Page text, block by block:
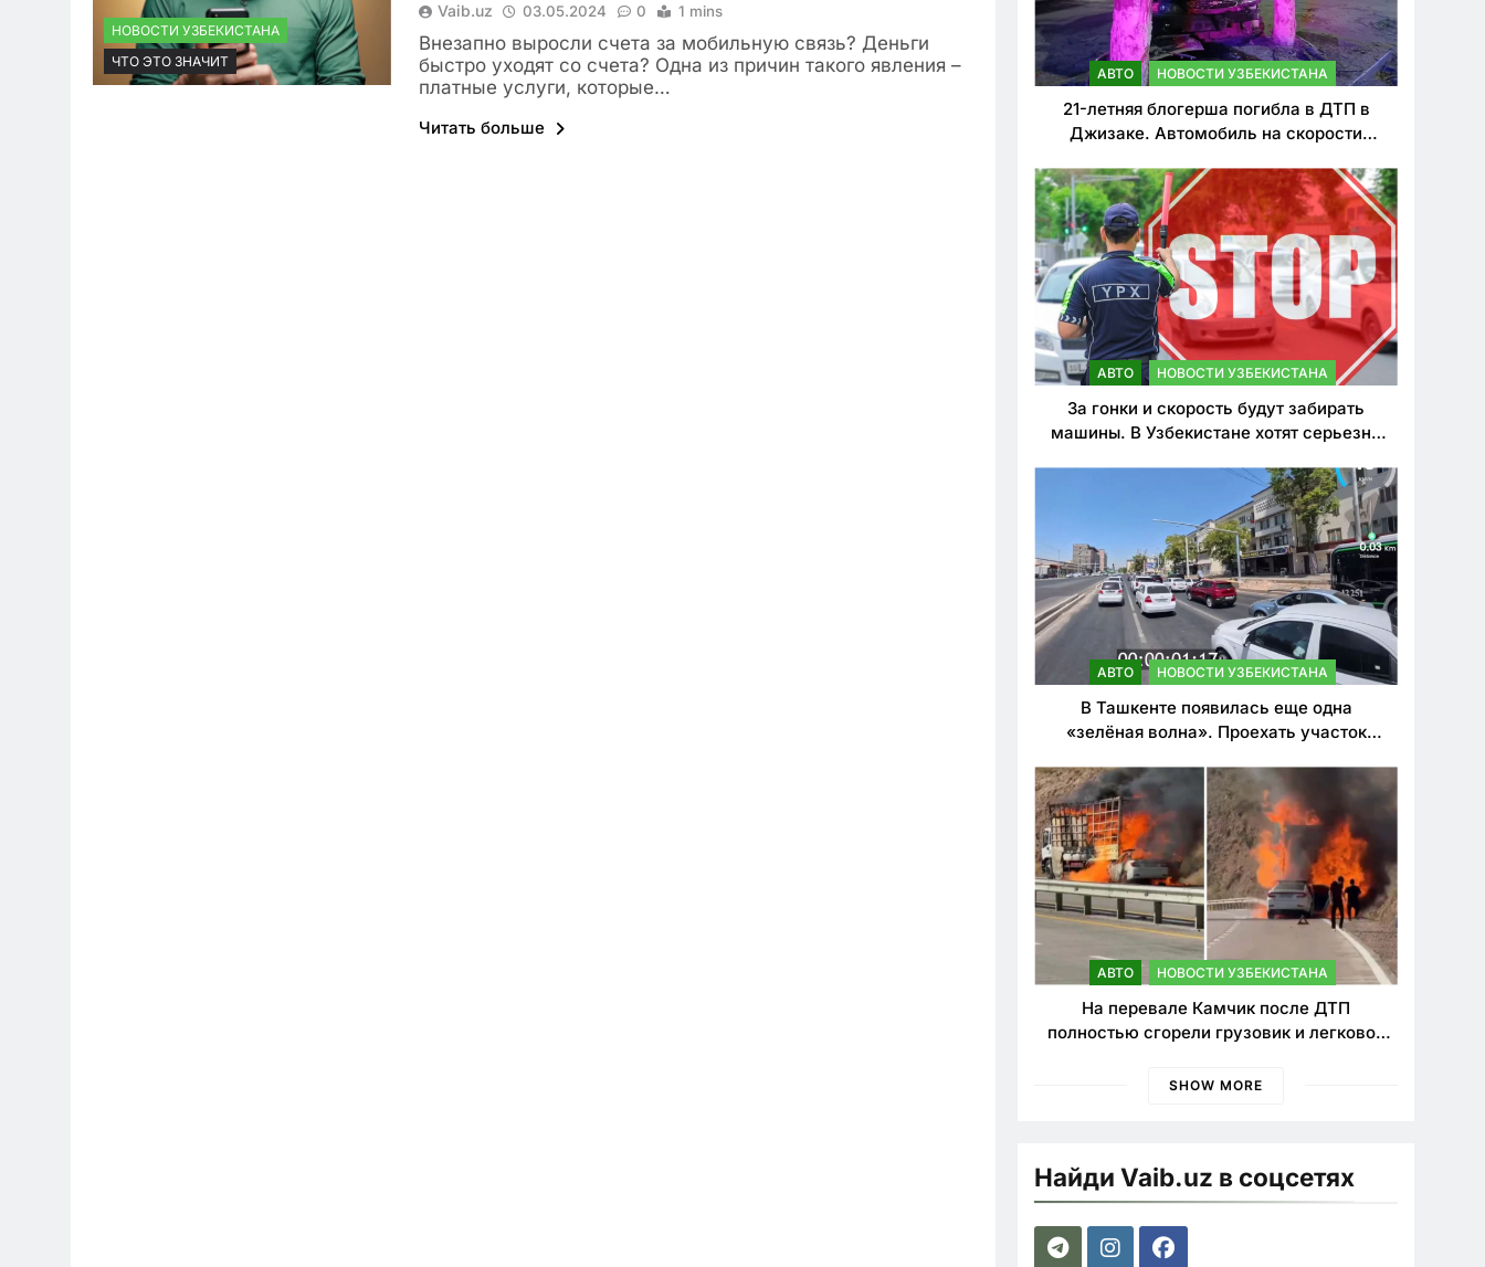
НОВОСТИ УЗБЕКИСТАНА
ЧТО ЭТО ЗНАЧИТ
Vaib.uz 03.05.2024 0 1 mins
Внезапно выросли счета за мобильную связь? Деньги
быстро уходят со счета? Одна из причин такого явления –
платные услуги, которые…
Читать больше
АВТО НОВОСТИ УЗБЕКИСТАНА
21-летняя блогерша погибла в ДТП в
Джизаке. Автомобиль на скорости
АВТО НОВОСТИ УЗБЕКИСТАНА
За гонки и скорость будут забирать
машины. В Узбекистане хотят серьезно
АВТО НОВОСТИ УЗБЕКИСТАНА
В Ташкенте появилась еще одна
«зелёная волна». Проехать участок
АВТО НОВОСТИ УЗБЕКИСТАНА
На перевале Камчик после ДТП
полностью сгорели грузовик и легковой
SHOW MORE
Найди Vaib.uz в соцсетях